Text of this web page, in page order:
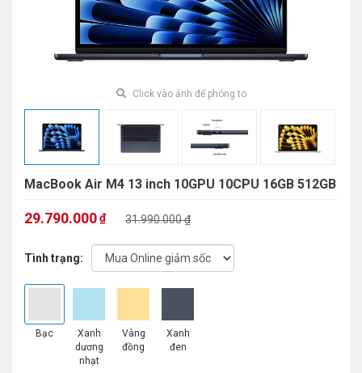
Click vào ảnh để phóng to
MacBook Air M4 13 inch 10GPU 10CPU 16GB 512GB
29.790.000₫ 31.990.000 ₫
Tình trạng:
Bạc
Xanh
dương
nhạt
Vàng
đồng
Xanh
đen